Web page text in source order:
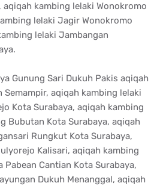
aqiqah kambing lelaki Wonokromo
lelaki Jagir Wonokromo
lelaki Jambangan
Gunung Sari Dukuh Pakis aqiqah
aqiqah kambing lelaki
Kota Surabaya, aqiqah kambing
Bubutan Kota Surabaya, aqiqah
Rungkut Kota Surabaya,
Kalisari, aqiqah kambing
Pabean Cantian Kota Surabaya,
Dukuh Menanggal, aqiqah